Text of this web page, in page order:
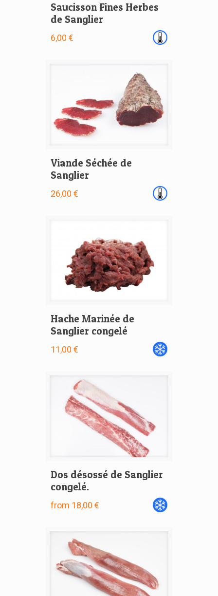
Saucisson Fines Herbes
de Sanglier
6,00 €
Viande Séchée de
Sanglier
26,00 €
Hache Marinée de
Sanglier congelé
11,00 €
Dos désossé de Sanglier
congelé.
from 18,00 €